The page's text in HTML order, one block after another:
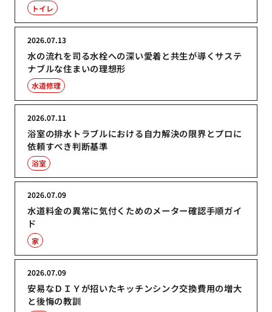
トイレ
水の流れを司る水栓への深い愛着と共生が導くサステ
ナブルな住まいの理想形
2026.07.13
水道修理
浴室の排水トラブルにおける自力解決の限界とプロに
依頼すべき判断基準
2026.07.11
浴室
水道料金の異常に気付くためのメーター確認手順ガイ
ド
2026.07.09
家
安易なＤＩＹが招いたキッチンシンク交換費用の増大
と後悔の教訓
2026.07.09